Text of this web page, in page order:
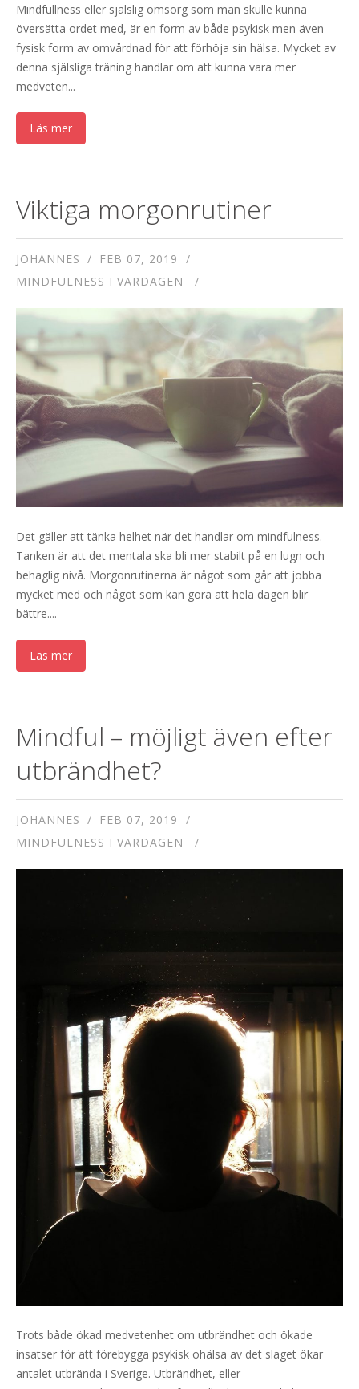
Mindfullness eller själslig omsorg som man skulle kunna
översätta ordet med, är en form av både psykisk men även
fysisk form av omvårdnad för att förhöja sin hälsa. Mycket av
denna själsliga träning handlar om att kunna vara mer
medveten...
Läs mer
Viktiga morgonrutiner
JOHANNES
FEB 07, 2019
MINDFULNESS I VARDAGEN
Det gäller att tänka helhet när det handlar om mindfulness.
Tanken är att det mentala ska bli mer stabilt på en lugn och
behaglig nivå. Morgonrutinerna är något som går att jobba
mycket med och något som kan göra att hela dagen blir
bättre....
Läs mer
Mindful – möjligt även efter
utbrändhet?
JOHANNES
FEB 07, 2019
MINDFULNESS I VARDAGEN
Trots både ökad medvetenhet om utbrändhet och ökade
insatser för att förebygga psykisk ohälsa av det slaget ökar
antalet utbrända i Sverige. Utbrändhet, eller